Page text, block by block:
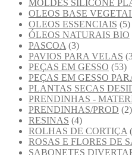
MOLDES SILICONE
OLEOS BASE
OLEOS ESSENCIAIS (5)
ÓLEOS NATURAIS BIO
PASCOA (3)
PAVIOS PARA VELAS
PEÇAS EM GESSO (53)
PEÇAS EM GESSO
PLANTAS SECAS
PRENDINHAS -
PRENDINHAS/PROD (2)
RESINAS (4)
ROLHAS DE CORTIÇA
ROSAS E FLORES DE
SABONETES